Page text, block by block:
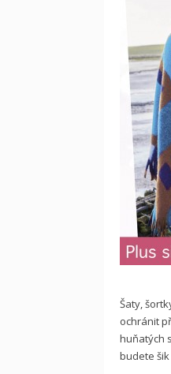
Šaty,
ochránit
huňatých
budete